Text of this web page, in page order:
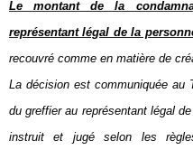
Le montant de la
représentant légal de la
recouvré comme en matière de
La décision est communiquée au
du greffier au représentant légal
instruit et jugé selon les